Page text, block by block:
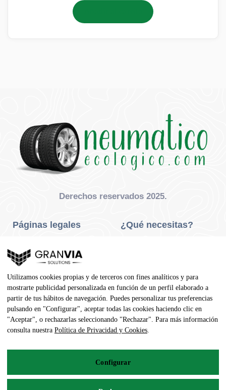
Derechos reservados 2025.
Páginas legales
Privacidad Y Cookies
Aviso Legal
Condiciones De Compra
Contacto
¿Qué necesitas?
Neumáticos Agrícola
Dirección
Utilizamos cookies propias y de terceros con fines analíticos y para
mostrarte publicidad personalizada en función de un perfil elaborado a
partir de tus hábitos de navegación. Puedes personalizar tus preferencias
pulsando en "Configurar", aceptar todas las cookies haciendo clic en
"Aceptar", o rechazarlas seleccionando "Rechazar". Para más información
consulta nuestra Política de Privacidad y Cookies.
Configurar